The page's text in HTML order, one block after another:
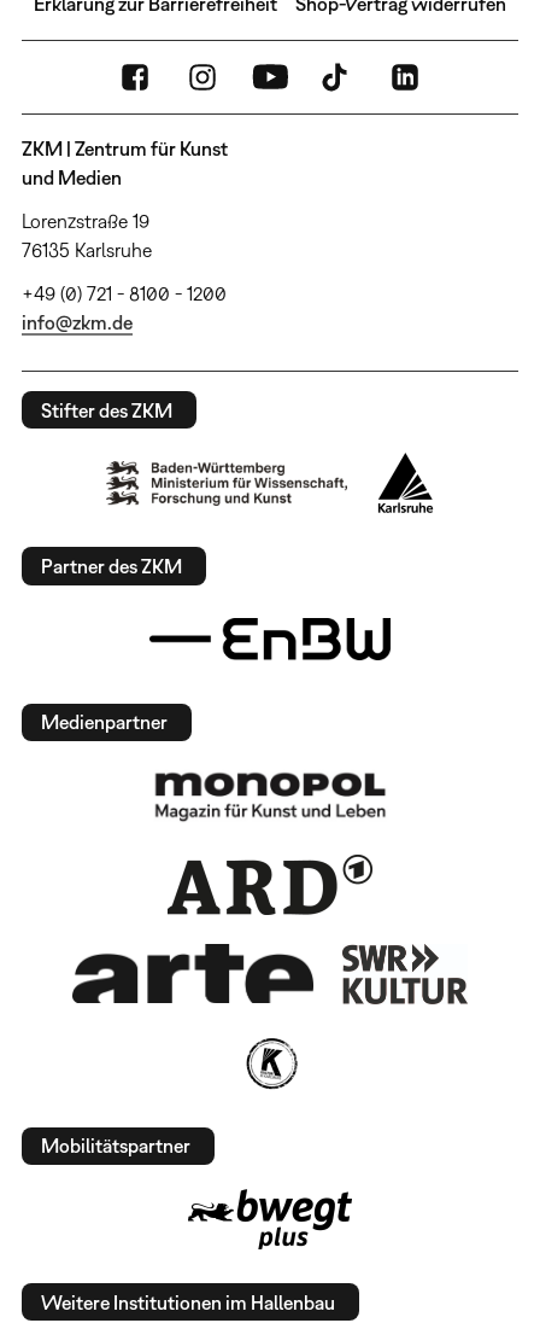
ZKM | Zentrum für Kunst
und Medien
Lorenzstraße 19
76135 Karlsruhe
+49 (0) 721 - 8100 - 1200
info@zkm.de
Stifter des ZKM
Partner des ZKM
Medienpartner
Mobilitätspartner
Weitere Institutionen im Hallenbau